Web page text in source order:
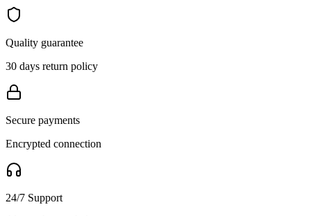
Quality guarantee
30 days return policy
Secure payments
Encrypted connection
24/7 Support